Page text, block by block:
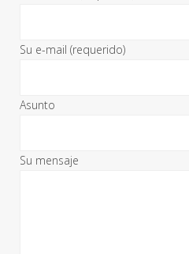
Su e-mail (requerido)
Asunto
Su mensaje